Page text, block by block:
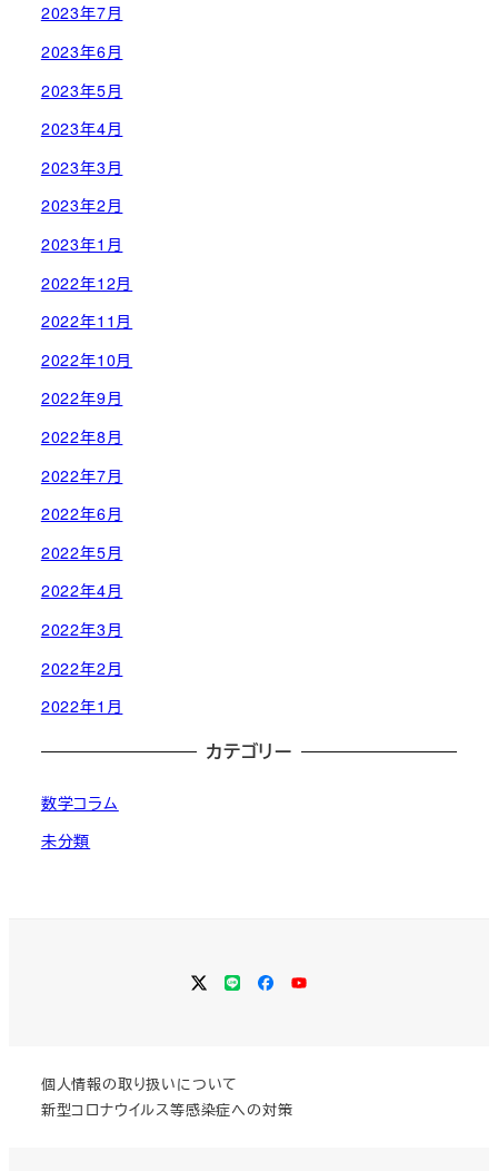
2023年7月
2023年6月
2023年5月
2023年4月
2023年3月
2023年2月
2023年1月
2022年12月
2022年11月
2022年10月
2022年9月
2022年8月
2022年7月
2022年6月
2022年5月
2022年4月
2022年3月
2022年2月
2022年1月
カテゴリー
数学コラム
未分類
Twitter
LINEFacebook
YouTube
個人情報の取り扱いについて
新型コロナウイルス等感染症への対策